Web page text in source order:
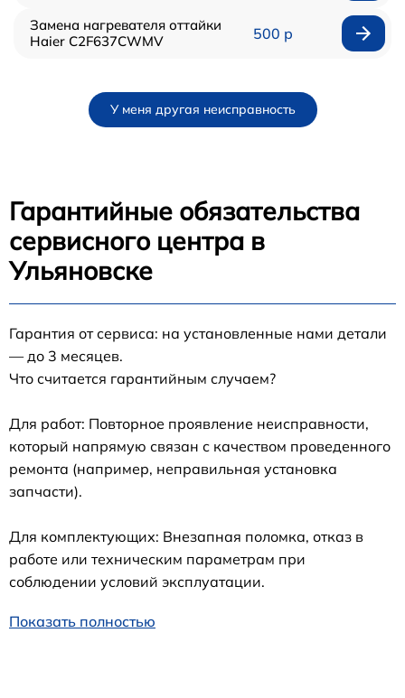
Замена нагревателя оттайки
Haier C2F637CWMV
500 р
У меня другая неисправность
Гарантийные обязательства
сервисного центра в
Ульяновске
Гарантия от сервиса: на установленные нами детали
— до 3 месяцев.
Что считается гарантийным случаем?
Для работ: Повторное проявление неисправности,
который напрямую связан с качеством проведенного
ремонта (например, неправильная установка
запчасти).
Для комплектующих: Внезапная поломка, отказ в
работе или техническим параметрам при
соблюдении условий эксплуатации.
Показать полностью